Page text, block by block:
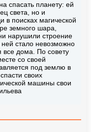
спасать планету: ей
света, но и
в поисках магической
земного шара,
нарушили строение
ней стало невозможно
все дома. По совету
со своей
под землю в
своих
машины свои